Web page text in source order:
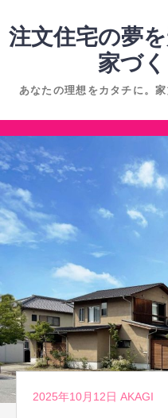
ン
へ
ス
キ
ッ
プ
注文住宅の夢
家づ
あなたの理想をカタチに。
コ
ン
テ
ン
ツ
へ
ッ
プ
2025年10月12日 AKAGI